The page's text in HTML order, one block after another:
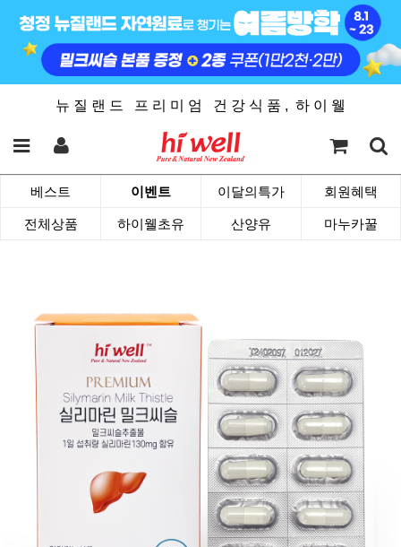
뉴 질 랜 드 프 리 미 엄 건 강 식 품 , 하 이 웰
베스트 이벤트 이달의특가 회원혜택
전체상품 하이웰초유 산양유 마누카꿀